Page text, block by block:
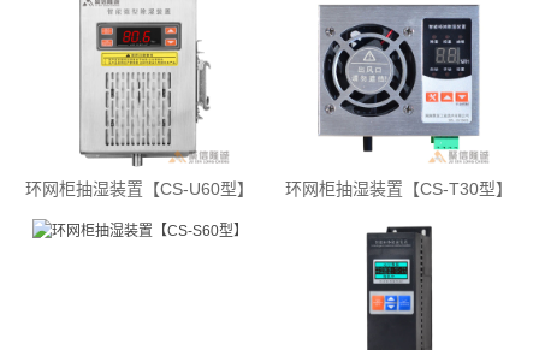
环网柜抽湿装置【CS-U60型】 环网柜抽湿装置【CS-T30型】